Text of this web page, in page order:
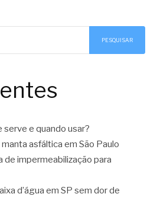
PESQUISAR
serve e quando usar?
asfáltica em São Paulo
impermeabilização para
d’água em SP sem dor de